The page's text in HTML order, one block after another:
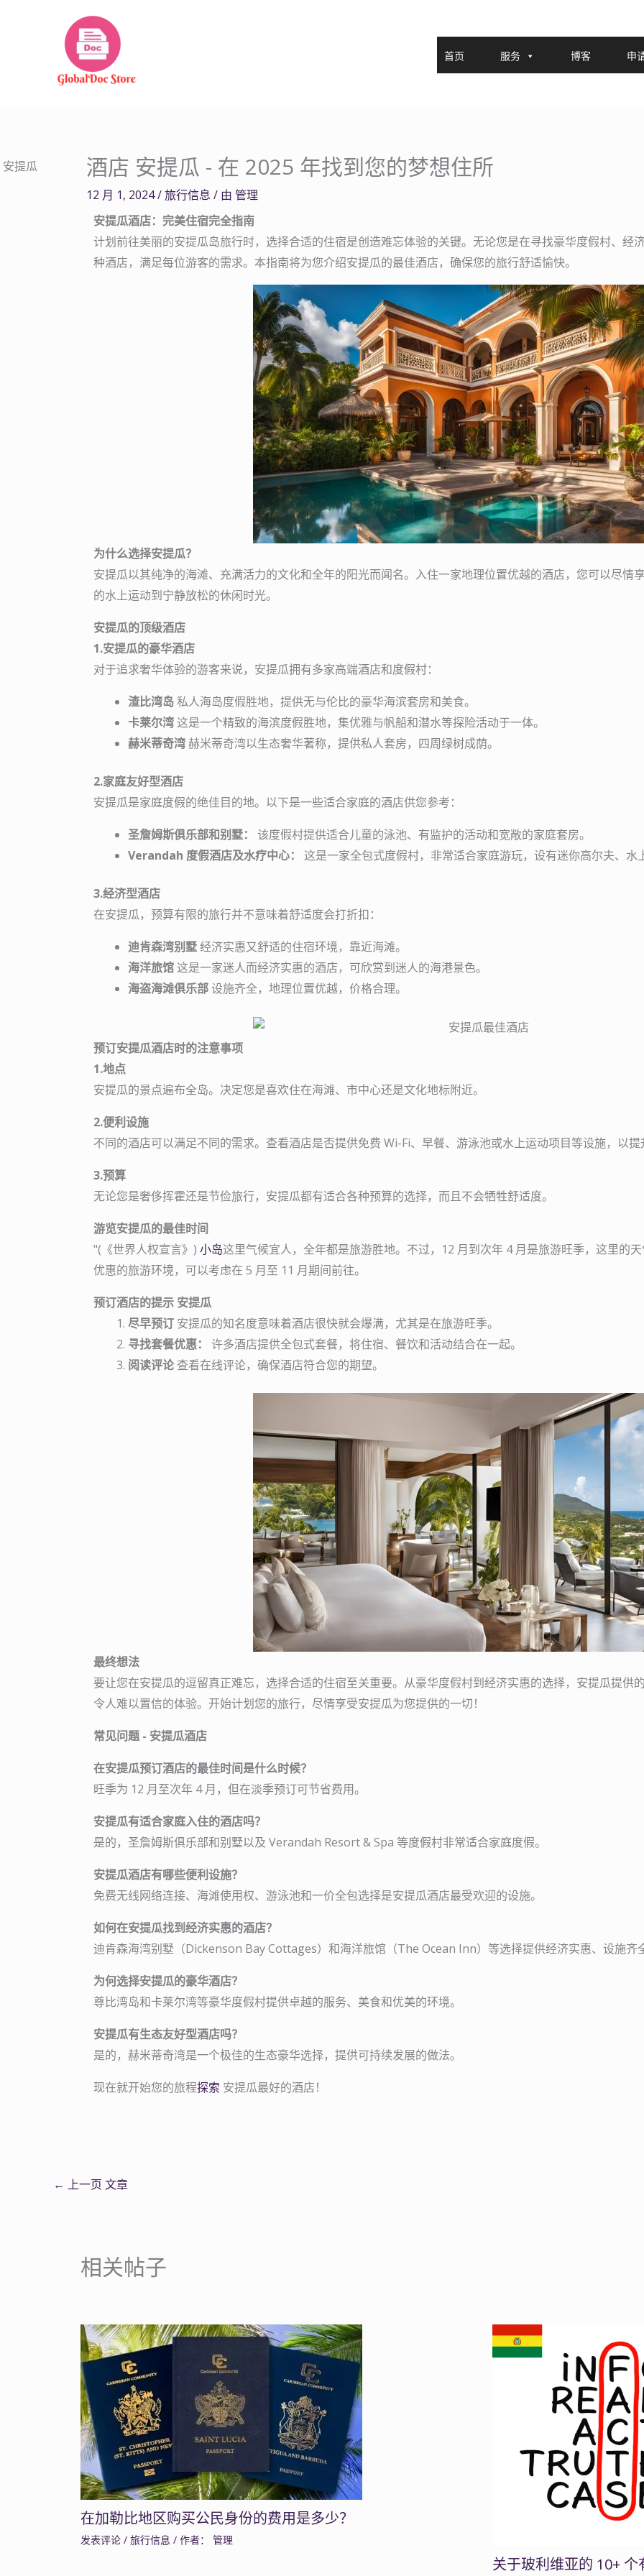
首页 服务 博客 申
酒店 安提瓜 - 在 2025 年找到您的梦想住所
12 月 1, 2024/旅行信息 / 由 管理
安提瓜酒店：完美住宿完全指南
计划前往美丽的安提瓜岛旅行时，选择合适的住宿是创造难忘体验的关键。无论您是在寻找豪华度假村、经
种酒店，满足每位游客的需求。本指南将为您介绍安提瓜的最佳酒店，确保您的旅行舒适愉快。
为什么选择安提瓜？
安提瓜以其纯净的海滩、充满活力的文化和全年的阳光而闻名。入住一家地理位置优越的酒店，您可以尽情
的水上运动到宁静放松的休闲时光。
安提瓜的顶级酒店
1.安提瓜的豪华酒店
对于追求奢华体验的游客来说，安提瓜拥有多家高端酒店和度假村：
渣比湾岛私人海岛度假胜地，提供无与伦比的豪华海滨套房和美食。
卡莱尔湾这是一个精致的海滨度假胜地，集优雅与帆船和潜水等探险活动于一体。
赫米蒂奇湾赫米蒂奇湾以生态奢华著称，提供私人套房，四周绿树成荫。
2.家庭友好型酒店
安提瓜是家庭度假的绝佳目的地。以下是一些适合家庭的酒店供您参考：
圣詹姆斯俱乐部和别墅：
该度假村提供适合儿童的泳池、有监护的活动和宽敞的家庭套房。
Verandah 度假酒店及水疗中心：
这是一家全包式度假村，非常适合家庭游玩，设有迷你高尔夫、水
3.经济型酒店
在安提瓜，预算有限的旅行并不意味着舒适度会打折扣：
迪肯森湾别墅经济实惠又舒适的住宿环境，靠近海滩。
海洋旅馆这是一家迷人而经济实惠的酒店，可欣赏到迷人的海港景色。
海盗海滩俱乐部设施齐全，地理位置优越，价格合理。
预订安提瓜酒店时的注意事项
1.地点
安提瓜的景点遍布全岛。决定您是喜欢住在海滩、市中心还是文化地标附近。
2.便利设施
不同的酒店可以满足不同的需求。查看酒店是否提供免费 Wi-Fi、早餐、游泳池或水上运动项目等设施，以提
3.预算
无论您是奢侈挥霍还是节俭旅行，安提瓜都有适合各种预算的选择，而且不会牺牲舒适度。
游览安提瓜的最佳时间
"(《世界人权宣言》) 小岛这里气候宜人，全年都是旅游胜地。不过，12 月到次年 4 月是旅游旺季，这里的
优惠的旅游环境，可以考虑在 5 月至 11 月期间前往。
预订酒店的提示 安提瓜
尽早预订 安提瓜的知名度意味着酒店很快就会爆满，尤其是在旅游旺季。
寻找套餐优惠：
许多酒店提供全包式套餐，将住宿、餐饮和活动结合在一起。
阅读评论查看在线评论，确保酒店符合您的期望。
最终想法
要让您在安提瓜的逗留真正难忘，选择合适的住宿至关重要。从豪华度假村到经济实惠的选择，安提瓜提供
令人难以置信的体验。开始计划您的旅行，尽情享受安提瓜为您提供的一切！
常见问题 - 安提瓜酒店
在安提瓜预订酒店的最佳时间是什么时候？
旺季为 12 月至次年 4 月，但在淡季预订可节省费用。
安提瓜有适合家庭入住的酒店吗？
是的，圣詹姆斯俱乐部和别墅以及 Verandah Resort & Spa 等度假村非常适合家庭度假。
安提瓜酒店有哪些便利设施？
免费无线网络连接、海滩使用权、游泳池和一价全包选择是安提瓜酒店最受欢迎的设施。
如何在安提瓜找到经济实惠的酒店？
迪肯森海湾别墅（Dickenson Bay Cottages）和海洋旅馆（The Ocean Inn）等选择提供经济实惠、设施齐
为何选择安提瓜的豪华酒店？
尊比湾岛和卡莱尔湾等豪华度假村提供卓越的服务、美食和优美的环境。
安提瓜有生态友好型酒店吗？
是的，赫米蒂奇湾是一个极佳的生态豪华选择，提供可持续发展的做法。
现在就开始您的旅程探索 安提瓜最好的酒店！
← 上一页 文章
相关帖子
在加勒比地区购买公民身份的费用是多少？
发表评论 / 旅行信息 / 作者： 管理
关于玻利维亚的 10+